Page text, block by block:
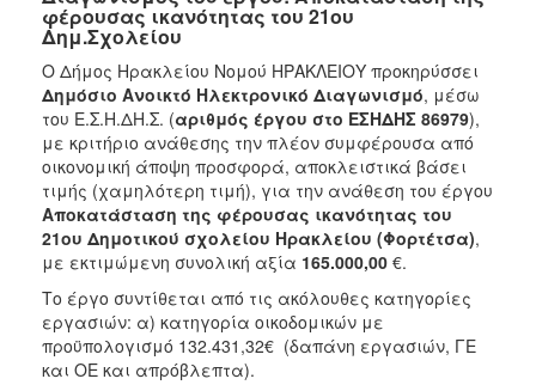
φέρουσας ικανότητας του 21ου
Δημ.Σχολείου
Ο Δήμος Ηρακλείου Νομού ΗΡΑΚΛΕΙΟΥ προκηρύσσει
Δημόσιο Ανοικτό Ηλεκτρονικό Διαγωνισμό, μέσω
του Ε.Σ.Η.ΔΗ.Σ. (αριθμός έργου στο ΕΣΗΔΗΣ 86979),
με κριτήριο ανάθεσης την πλέον συμφέρουσα από
οικονομική άποψη προσφορά, αποκλειστικά βάσει
τιμής (χαμηλότερη τιμή), για την ανάθεση του έργου
Αποκατάσταση της φέρουσας ικανότητας του
21ου Δημοτικού σχολείου Ηρακλείου (Φορτέτσα),
με εκτιμώμενη συνολική αξία 165.000,00 €.
Το έργο συντίθεται από τις ακόλουθες κατηγορίες
εργασιών: α) κατηγορία οικοδομικών με
προϋπολογισμό 132.431,32€ (δαπάνη εργασιών, ΓΕ
και ΟΕ και απρόβλεπτα).